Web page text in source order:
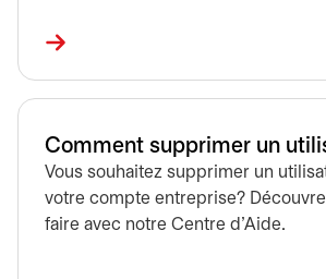
Comment supprimer un
Vous souhaitez supprimer un
votre compte entreprise?
faire avec notre Centre d'Aide.